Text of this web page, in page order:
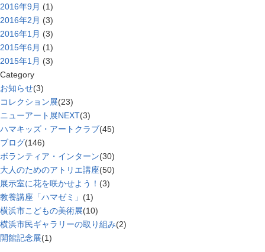
2016年9月 (1)
2016年2月 (3)
2016年1月 (3)
2015年6月 (1)
2015年1月 (3)
Category
お知らせ(3)
コレクション展(23)
ニューアート展NEXT(3)
ハマキッズ・アートクラブ(45)
ブログ(146)
ボランティア・インターン(30)
大人のためのアトリエ講座(50)
展示室に花を咲かせよう！ (3)
教養講座「ハマゼミ」 (1)
横浜市こどもの美術展(10)
横浜市民ギャラリーの取り組み(2)
開館記念展(1)